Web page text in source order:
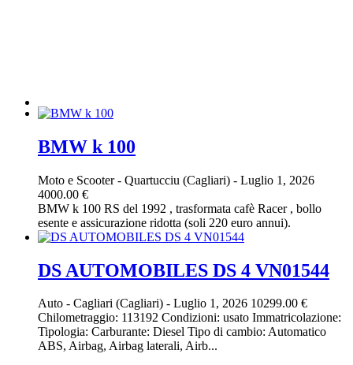
BMW k 100
Moto e Scooter- Quartucciu (Cagliari) - Luglio 1, 2026
4000.00 €
BMW k 100 RS del 1992 , trasformata cafè Racer , bollo
esente e assicurazione ridotta (soli 220 euro annui).
DS AUTOMOBILES DS 4 VN01544
Auto - Cagliari (Cagliari) - Luglio 1, 2026 10299.00 €
Chilometraggio: 113192 Condizioni: usato Immatricolazione:
Tipologia: Carburante: Diesel Tipo di cambio: Automatico
ABS, Airbag, Airbag laterali, Airb...